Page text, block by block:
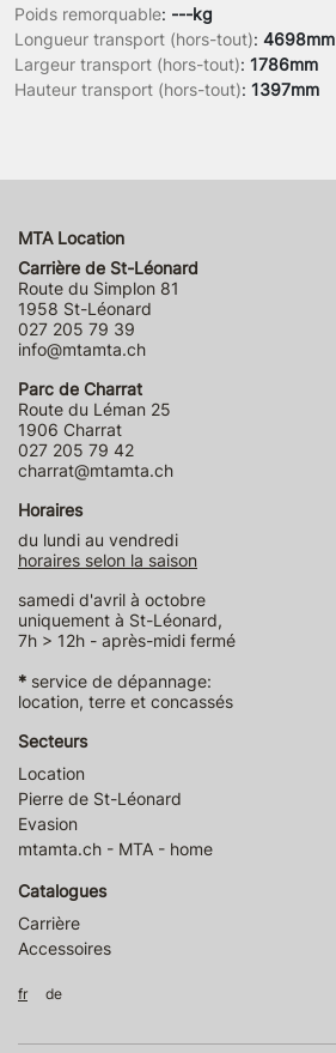
Poids remorquable: ---kg
Longueur transport (hors-tout): 4698mm
Largeur transport (hors-tout): 1786mm
Hauteur transport (hors-tout): 1397mm
MTA Location
Carrière de St-Léonard
Route du Simplon 81
1958 St-Léonard
027 205 79 39
info@mtamta.ch
Parc de Charrat
Route du Léman 25
1906 Charrat
027 205 79 42
charrat@mtamta.ch
Horaires
du lundi au vendredi
horaires selon la saison
samedi d'avril à octobre
uniquement à St-Léonard,
7h > 12h - après-midi fermé
* service de dépannage:
location, terre et concassés
Secteurs
Location
Pierre de St-Léonard
Evasion
mtamta.ch - MTA - home
Catalogues
Carrière
Accessoires
fr de